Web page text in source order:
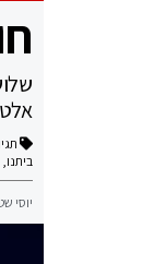
ביתנו,
יוסי